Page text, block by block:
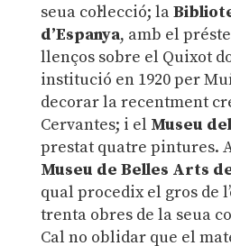
seua col·lecció; la
d’Espanya, amb el
llenços sobre el Quixot
institució en 1920 per
decorar la recentment
Cervantes; i el Museu
prestat quatre pintures.
Museu de Belles Arts
qual procedix el gros de
trenta obres de la seua
Cal no oblidar que el